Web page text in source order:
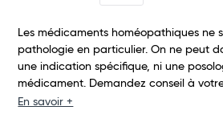
Total
Les médicaments homéopathiques ne
pathologie en particulier. On ne peut
une indication spécifique, ni une
médicament. Demandez conseil à
En savoir +